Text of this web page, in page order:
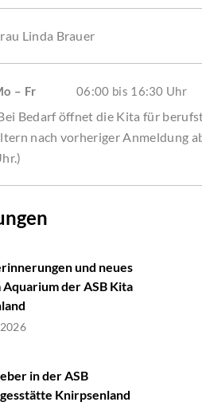
Linda Brauer
– Fr 06:00 bis 16:30 Uhr
Bedarf öffnet die Kita für
nach vorheriger Anmeldung
und neues
Aquarium der ASB Kita
in der ASB
Knirpsenland